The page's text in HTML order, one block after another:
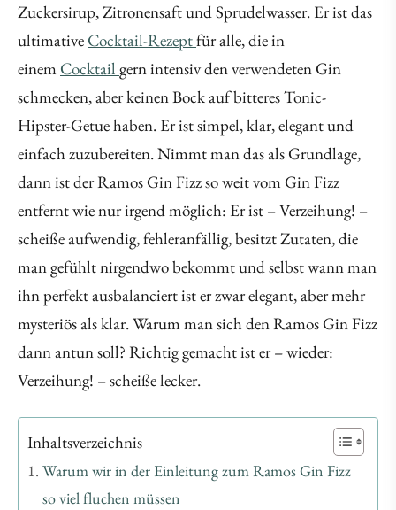
Zuckersirup, Zitronensaft und Sprudelwasser. Er ist das
ultimative Cocktail-Rezeptfür alle, die in
einem Cocktail gern intensiv den verwendeten Gin
schmecken, aber keinen Bock auf bitteres Tonic-
Hipster-Getue haben. Er ist simpel, klar, elegant und
einfach zuzubereiten. Nimmt man das als Grundlage,
dann ist der Ramos Gin Fizz so weit vom Gin Fizz
entfernt wie nur irgend möglich: Er ist – Verzeihung! –
scheiße aufwendig, fehleranfällig, besitzt Zutaten, die
man gefühlt nirgendwo bekommt und selbst wann man
ihn perfekt ausbalanciert ist er zwar elegant, aber mehr
mysteriös als klar. Warum man sich den Ramos Gin Fizz
dann antun soll? Richtig gemacht ist er – wieder:
Verzeihung! – scheiße lecker.
Inhaltsverzeichnis
Warum wir in der Einleitung zum Ramos Gin Fizz
so viel fluchen müssen